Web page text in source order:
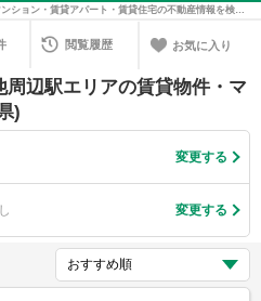
赤間駅（鹿児島本線）・他周辺駅エリアの賃貸マンション・賃貸アパート・賃貸住宅の不動産情報を検索！不動産賃貸の物件探しは、お部屋探しのエイブル
閲覧履歴 お気に入り
辺駅エリアの賃貸物件・マ
)
変更する
変更する